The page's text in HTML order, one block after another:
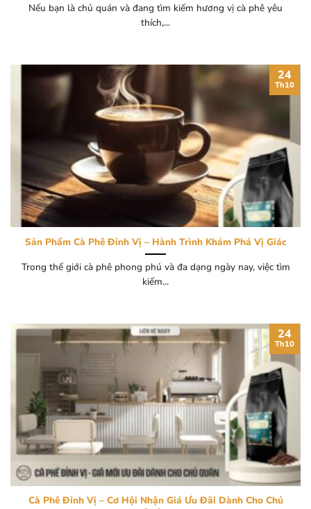
Nếu bạn là chủ quán và đang tìm kiếm hương vị cà phê yêu
thích,...
Sản Phẩm Cà Phê Đỉnh Vị – Hành Trình Khám Phá Vị Giác
Trong thế giới cà phê phong phú và đa dạng ngày nay, việc tìm
kiếm...
24
Th10
Cà Phê Đỉnh Vị – Cơ Hội Nhận Giá Ưu Đãi Dành Cho Chủ
24
Th10